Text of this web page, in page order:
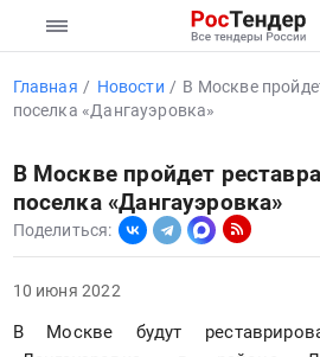
Главная Новости
В Москве
поселка «Дангауэровка»
В Москве пройдет
поселка «Дангауэровка»
Поделиться:
10 июня 2022
В Москве будут